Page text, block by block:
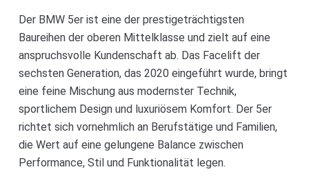
Der BMW 5er ist eine der prestigeträchtigsten
Baureihen der oberen Mittelklasse und zielt auf eine
anspruchsvolle Kundenschaft ab. Das Facelift der
sechsten Generation, das 2020 eingeführt wurde, bringt
eine feine Mischung aus modernster Technik,
sportlichem Design und luxuriösem Komfort. Der 5er
richtet sich vornehmlich an Berufstätige und Familien,
die Wert auf eine gelungene Balance zwischen
Performance, Stil und Funktionalität legen.